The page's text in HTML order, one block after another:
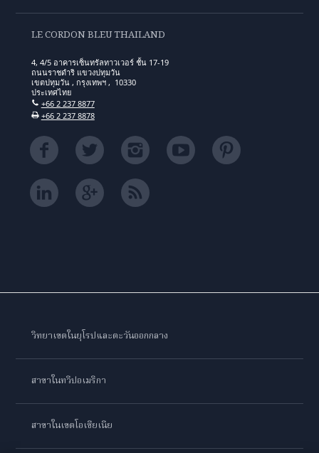
LE CORDON BLEU THAILAND
4, 4/5 อาคารเซ็นทรัลทาวเวอร์ ชั้น 17-19
ถนนราชดำริ แขวงปทุมวัน
เขตปทุมวัน , กรุงเทพฯ , 10330
ประเทศไทย
+66 2 237 8877
+66 2 237 8878
วิทยาเขตในยุโรปและตะวันออกกลาง
สาขาในทวีปอเมริกา
สาขาในเขตโอเชียเนีย